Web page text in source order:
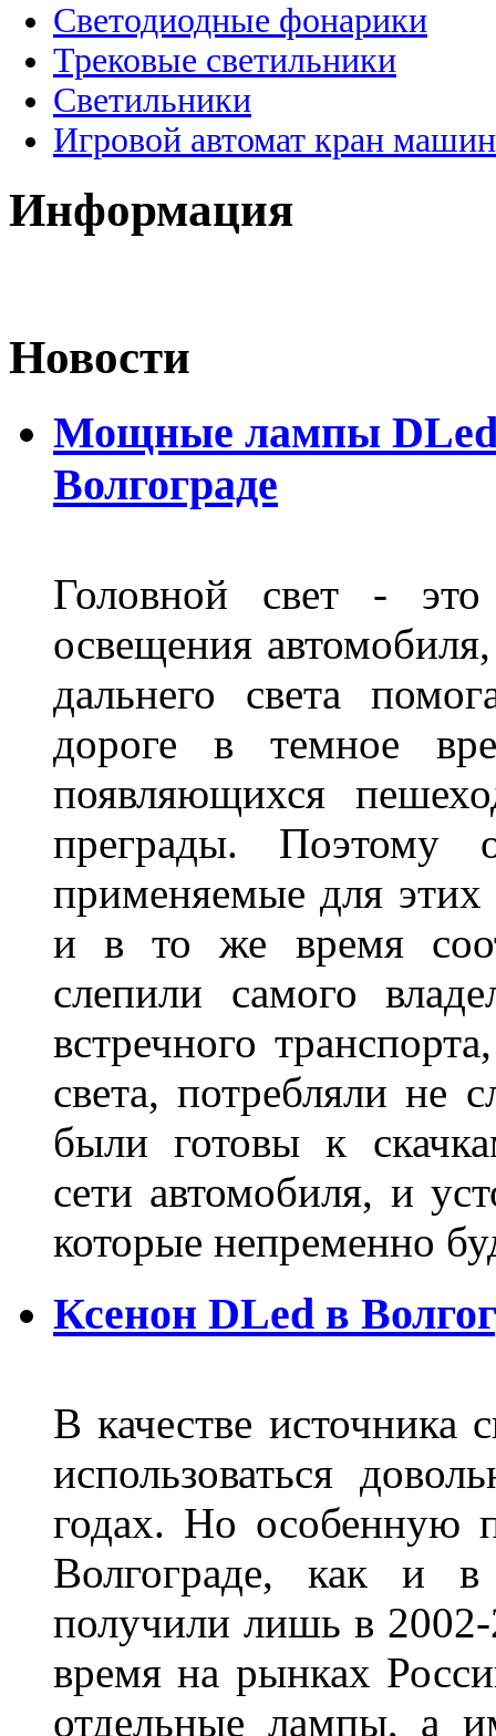
Светодиодные фонарики
Трековые светильники
Светильники
Игровой автомат кран
Информация
Новости
Мощные лампы DLed
Волгограде
Головной свет -
освещения
дальнего света
дороге в темное
появляющихся
преграды. Поэтому
применяемые для
и в то же время
слепили самого
встречного
света, потребляли не
были готовы к
сети автомобиля, и
которые непременно
Ксенон DLed в
В качестве источника
использоваться
годах. Но особенную
Волгограде, как и
получили лишь в
время на рынках
отдельные лампы, а